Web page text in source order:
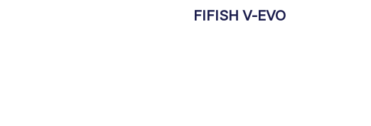
FIFISH V-EVO